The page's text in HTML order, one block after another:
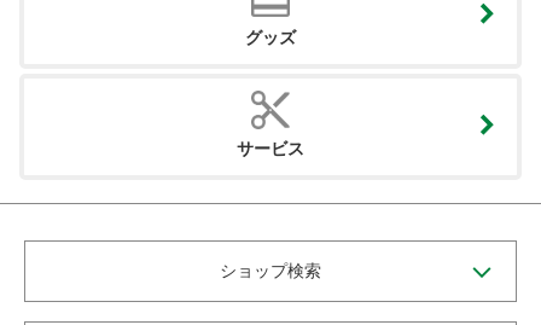
グッズ
サービス
ショップ検索